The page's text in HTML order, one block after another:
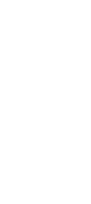
الذين
هذه
على
.. حتى